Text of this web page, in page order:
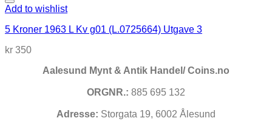
Add to wishlist
5 Kroner 1963 L Kv g01 (L.0725664) Utgave 3
kr 350
Aalesund Mynt & Antik Handel/ Coins.no
ORGNR.: 885 695 132
Adresse: Storgata 19, 6002 Ålesund